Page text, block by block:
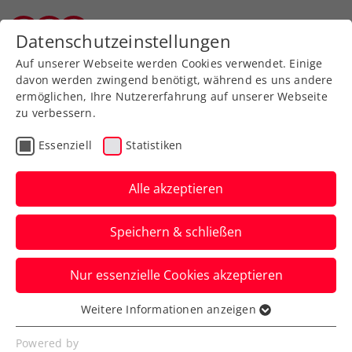
Tennissport live
und auf Abruf
Inside-In
Datenschutzeinstellungen
Auf unserer Webseite werden Cookies verwendet. Einige
davon werden zwingend benötigt, während es uns andere
ermöglichen, Ihre Nutzererfahrung auf unserer Webseite
zu verbessern.
Essenziell Statistiken
Alle akzeptieren
Speichern & schließen
Nur essenzielle Cookies akzeptieren
Essenziell
Essenzielle Cookies werden für grundlegende
Weitere Informationen anzeigen
Powered by